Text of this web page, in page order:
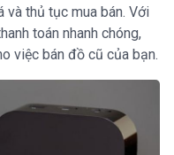
và thủ tục mua bán. Với
toán nhanh chóng,
việc bán đồ cũ của bạn.